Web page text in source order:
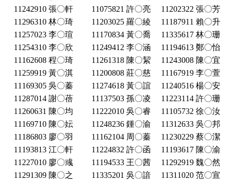
11242910 張〇軒
11075821 許〇亮
11202322 張〇芳
11296310 林〇琦
11203025 羅〇綾
11187911 賴〇升
11257023 李〇瑄
11170834 黃〇喬
11335617 林〇珊
11254310 李〇欣
11249412 李〇涵
11194613 鄭〇怡
11162608 程〇琦
11261318 陳〇絜
11243008 陳〇宜
11259919 黃〇淇
11200808 莊〇慈
11167919 李〇萱
11169305 吳〇蓁
11274618 黃〇誼
11240516 楊〇安
11287014 謝〇蓓
11137503 孫〇凌
11223114 許〇珊
11260631 陳〇均
11222010 吳〇睿
11105732 徐〇汝
11169710 陳〇妘
11248236 鍾〇渝
11312633 吳〇邦
11186803 廖〇羽
11162104 周〇蓁
11230229 蔡〇潔
11193813 江〇軒
11224832 許〇函
11193617 陳〇渝
11227010 廖〇彧
11194533 王〇茜
11292919 魏〇然
11291309 陳〇之
11335201 吳〇諳
11311020 范〇宣